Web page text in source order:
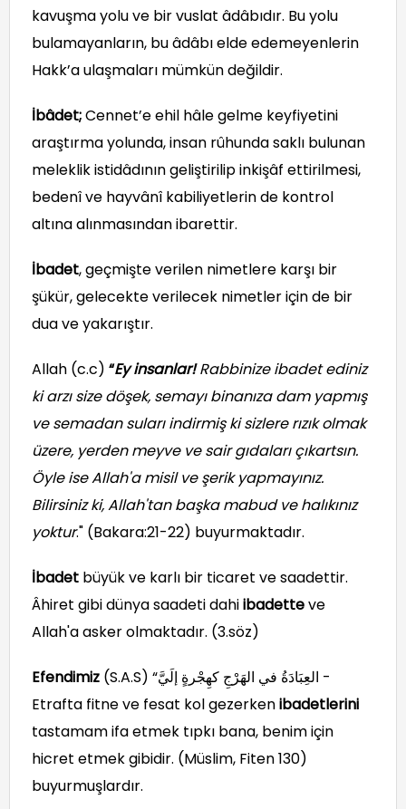
kavuşma yolu ve bir vuslat âdâbıdır. Bu yolu
bulamayanların, bu âdâbı elde edemeyenlerin
Hakk’a ulaşmaları mümkün değildir.
İbâdet;Cennet’e ehil hâle gelme keyfiyetini
araştırma yolunda, insan rûhunda saklı bulunan
meleklik istidâdının geliştirilip inkişâf ettirilmesi,
bedenî ve hayvânî kabiliyetlerin de kontrol
altına alınmasından ibarettir.
İbadet, geçmişte verilen nimetlere karşı bir
şükür, gelecekte verilecek nimetler için de bir
dua ve yakarıştır.
Allah (c.c) “Ey insanlar!Rabbinize ibadet ediniz
ki arzı size döşek, semayı binanıza dam yapmış
ve semadan suları indirmiş ki sizlere rızık olmak
üzere, yerden meyve ve sair gıdaları çıkartsın.
Öyle ise Allah'a misil ve şerik yapmayınız.
Bilirsiniz ki, Allah'tan başka mabud ve halıkınız
yoktur." (Bakara:21-22) buyurmaktadır.
İbadet büyük ve karlı bir ticaret ve saadettir.
Âhiret gibi dünya saadeti dahiibadetteve
Allah'a asker olmaktadır. (3.söz)
Efendimiz (S.A.S) “العِبَادَةُ في الهَرْجِ كهِجْرةٍ إلَيَّ -
Etrafta fitne ve fesat kol gezerkenibadetlerini
tastamam ifa etmek tıpkı bana, benim için
hicret etmek gibidir. (Müslim, Fiten 130)
buyurmuşlardır.